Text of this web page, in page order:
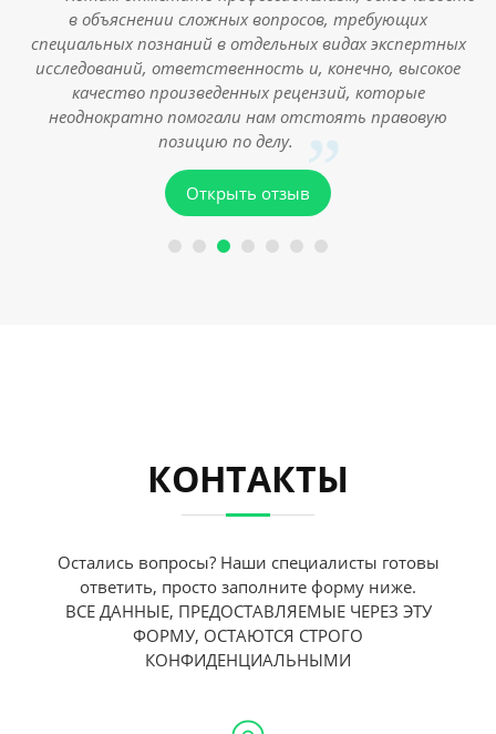
в объяснении сложных вопросов, требующих
специальных познаний в отдельных видах экспертных
исследований, ответственность и, конечно, высокое
качество произведенных рецензий, которые
неоднократно помогали нам отстоять правовую
позицию по делу.
Открыть отзыв
КОНТАКТЫ
Остались вопросы? Наши специалисты готовы
ответить, просто заполните форму ниже.
ВСЕ ДАННЫЕ, ПРЕДОСТАВЛЯЕМЫЕ ЧЕРЕЗ ЭТУ
ФОРМУ, ОСТАЮТСЯ СТРОГО
КОНФИДЕНЦИАЛЬНЫМИ